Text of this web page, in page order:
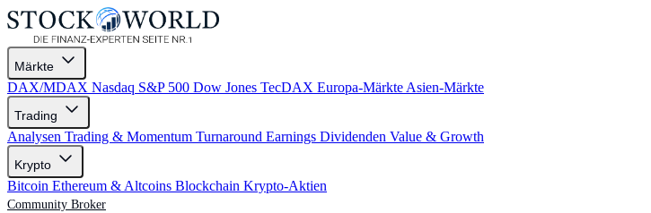
Märkte
DAX/MDAX Nasdaq S&P 500 Dow Jones TecDAX Europa-Märkte Asien-Märkte
Trading
Analysen Trading & Momentum Turnaround Earnings Dividenden Value & Growth
Krypto
Bitcoin Ethereum & Altcoins Blockchain Krypto-Aktien
Community Broker